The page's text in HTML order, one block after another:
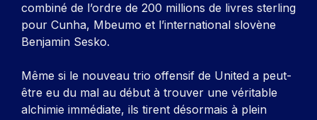
combiné de l’ordre de 200 millions de livres sterling
pour Cunha, Mbeumo et l’international slovène
Benjamin Sesko.
Même si le nouveau trio offensif de United a peut-
être eu du mal au début à trouver une véritable
alchimie immédiate, ils tirent désormais à plein